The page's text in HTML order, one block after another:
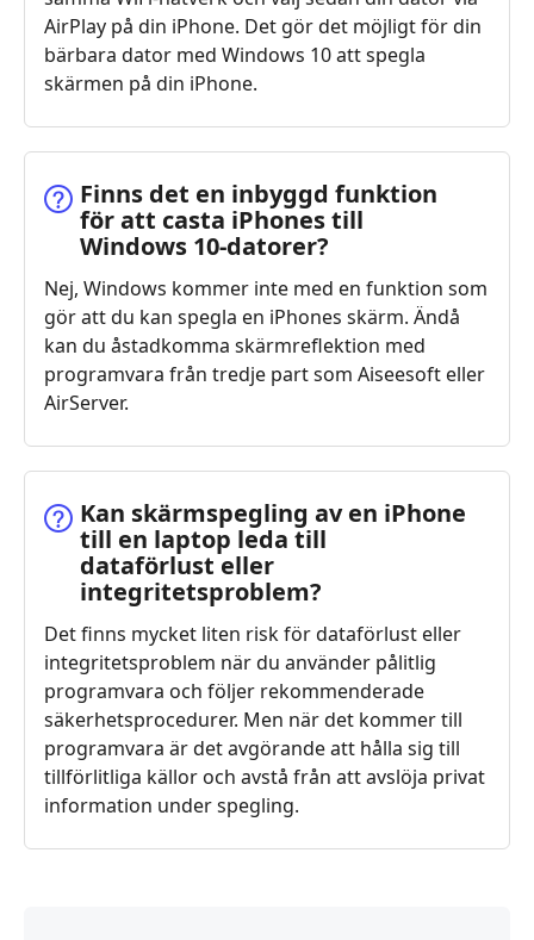
AirPlay på din iPhone. Det gör det möjligt för din
bärbara dator med Windows 10 att spegla
skärmen på din iPhone.
Finns det en inbyggd funktion
för att casta iPhones till
Windows 10‑datorer?
Nej, Windows kommer inte med en funktion som
gör att du kan spegla en iPhones skärm. Ändå
kan du åstadkomma skärmreflektion med
programvara från tredje part som Aiseesoft eller
AirServer.
Kan skärmspegling av en iPhone
till en laptop leda till
dataförlust eller
integritetsproblem?
Det finns mycket liten risk för dataförlust eller
integritetsproblem när du använder pålitlig
programvara och följer rekommenderade
säkerhetsprocedurer. Men när det kommer till
programvara är det avgörande att hålla sig till
tillförlitliga källor och avstå från att avslöja privat
information under spegling.